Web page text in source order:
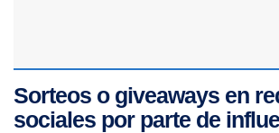
Sorteos o giveaways en
sociales por parte de